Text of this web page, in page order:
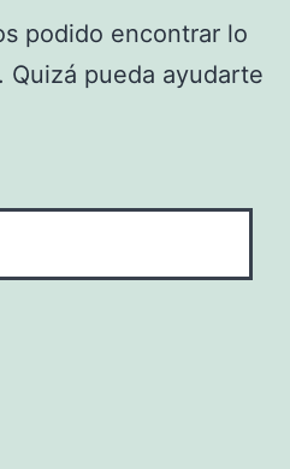
podido encontrar lo
Quizá pueda ayudarte